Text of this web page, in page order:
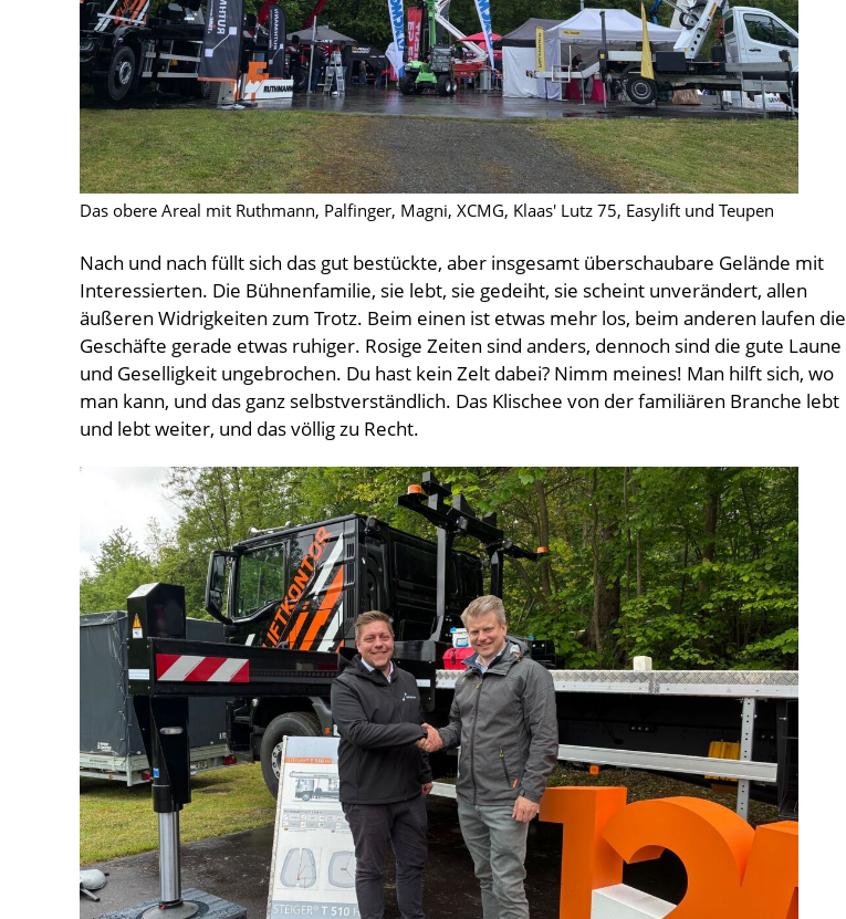
Das obere Areal mit Ruthmann, Palfinger, Magni, XCMG, Klaas' Lutz 75, Easylift und Teupen
Nach und nach füllt sich das gut bestückte, aber insgesamt überschaubare Gelände mit
Interessierten. Die Bühnenfamilie, sie lebt, sie gedeiht, sie scheint unverändert, allen
äußeren Widrigkeiten zum Trotz. Beim einen ist etwas mehr los, beim anderen laufen die
Geschäfte gerade etwas ruhiger. Rosige Zeiten sind anders, dennoch sind die gute Laune
und Geselligkeit ungebrochen. Du hast kein Zelt dabei? Nimm meines! Man hilft sich, wo
man kann, und das ganz selbstverständlich. Das Klischee von der familiären Branche lebt
und lebt weiter, und das völlig zu Recht.